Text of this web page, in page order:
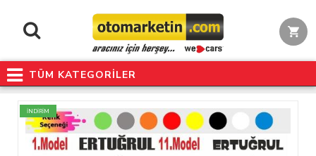
TÜM KATEGORİLER
İNDİRİM